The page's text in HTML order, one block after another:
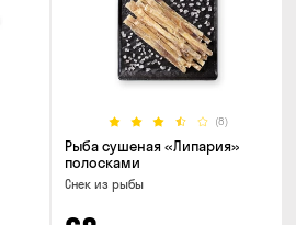
(8)
Рыба сушеная «Липария»
полосками
Снек из рыбы